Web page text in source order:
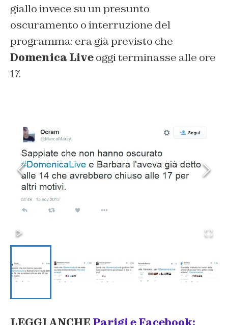
giallo invece su un presunto
oscuramento o interruzione del
programma: era già previsto che
Domenica Liveoggi terminasse alle ore
17.
LEGGI ANCHE Parigi e Facebook: